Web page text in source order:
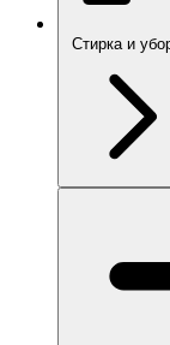
Стирка и